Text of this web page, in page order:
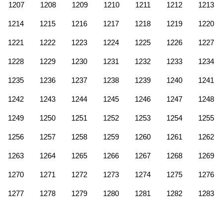
1207 1208 1209 1210 1211 1212 1213
1214 1215 1216 1217 1218 1219 1220
1221 1222 1223 1224 1225 1226 1227
1228 1229 1230 1231 1232 1233 1234
1235 1236 1237 1238 1239 1240 1241
1242 1243 1244 1245 1246 1247 1248
1249 1250 1251 1252 1253 1254 1255
1256 1257 1258 1259 1260 1261 1262
1263 1264 1265 1266 1267 1268 1269
1270 1271 1272 1273 1274 1275 1276
1277 1278 1279 1280 1281 1282 1283